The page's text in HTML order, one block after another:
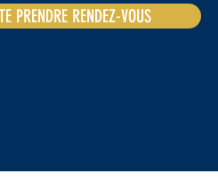
PRENDRE RENDEZ-VOUS